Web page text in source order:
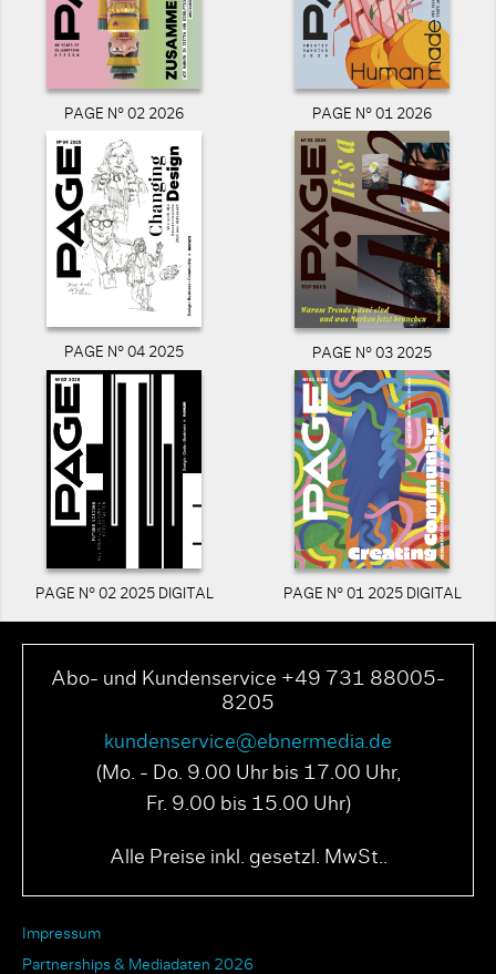
PAGE N° 02 2026 PAGE N° 01 2026
PAGE N° 04 2025 PAGE N° 03 2025
PAGE N° 02 2025 DIGITAL PAGE N° 01 2025 DIGITAL
Abo- und Kundenservice +49 731 88005-
8205
kundenservice@ebnermedia.de
(Mo. - Do. 9.00 Uhr bis 17.00 Uhr,
Fr. 9.00 bis 15.00 Uhr)
Alle Preise inkl. gesetzl. MwSt..
Impressum
Partnerships & Mediadaten 2026